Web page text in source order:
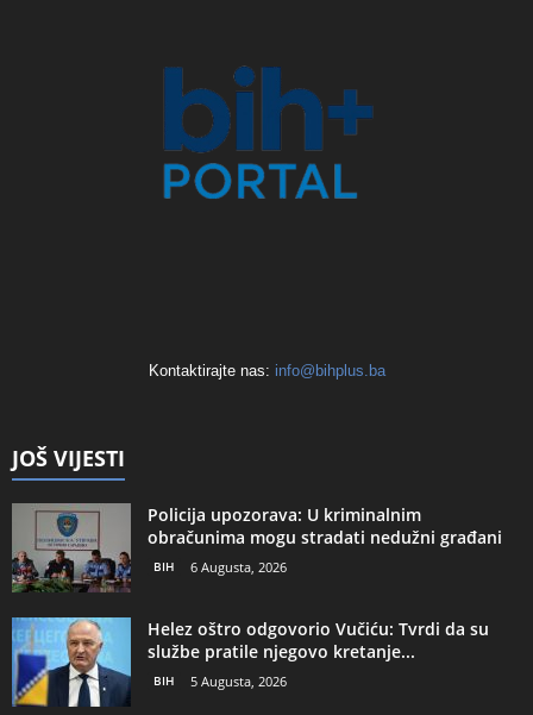
Kontaktirajte nas: info@bihplus.ba
JOŠ VIJESTI
Policija upozorava: U kriminalnim
obračunima mogu stradati nedužni građani
BIH 6 Augusta, 2026
Helez oštro odgovorio Vučiću: Tvrdi da su
službe pratile njegovo kretanje...
BIH 5 Augusta, 2026